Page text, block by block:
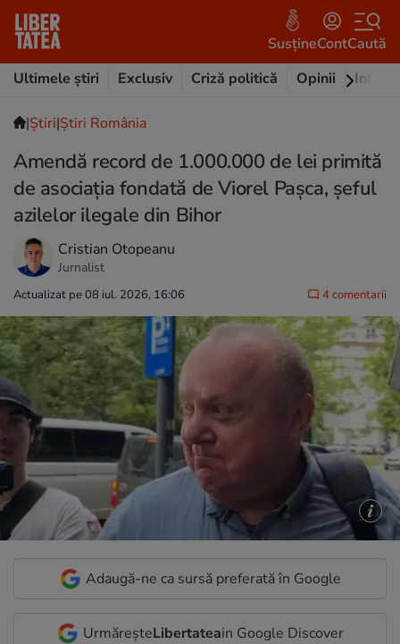
SusțineContCaută
Ultimele știri
Exclusiv Criză politică Opinii
|Ştiri|Știri România
Amendă record de 1.000.000 de lei primită
de asociaţia fondată de Viorel Pașca, șeful
azilelor ilegale din Bihor
Cristian Otopeanu
Jurnalist
Actualizat pe 08 iul. 2026, 16:06 4 comentarii
Adaugă-ne ca sursă preferată în Google
UrmăreșteLibertateain Google Discover